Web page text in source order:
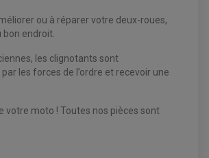
ou à réparer votre deux-roues,
endroit.
les clignotants sont
les forces de l’ordre et recevoir une
votre moto ! Toutes nos pièces sont